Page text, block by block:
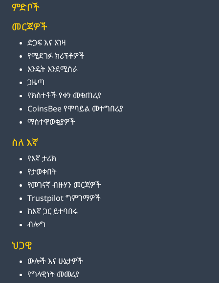
ምድቦች
መርጃዎች
ድጋፍ እና እገዛ
የሚደገፉ ክሪፕቶዎች
እንዴት እንደሚሰራ
ጋዜጣ
የክስተቶች የቀን መቁጠሪያ
CoinsBee የሞባይል መተግበሪያ
ማስተዋወቂያዎች
ስለ እኛ
የእኛ ታሪክ
የታወቀበት
የመገናኛ ብዙሃን መርጃዎች
Trustpilot ግምገማዎች
ከእኛ ጋር ይተባበሩ
ብሎግ
ህጋዊ
ውሎች እና ሁኔታዎች
የግላዊነት መመሪያ